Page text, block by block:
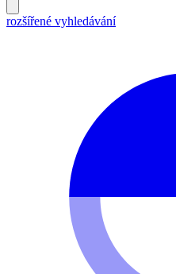
rozšířené vyhledávání